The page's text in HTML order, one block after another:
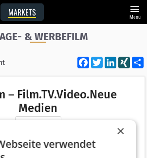
MARKETS menu
Menü
& WERBEFILM
Facebook
Twitter XING
– Film.TV.Video.Neue
Medien
Spechtgasse 34
×
verwendet